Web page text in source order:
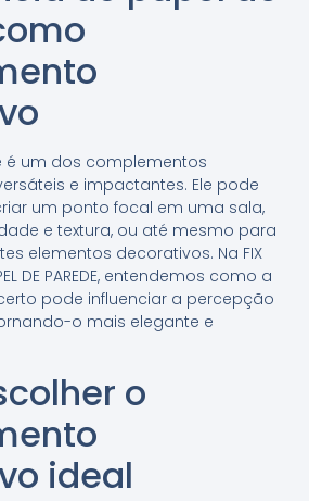
é um dos complementos
e impactantes. Ele pode
um ponto focal em uma sala,
e textura, ou até mesmo para
elementos decorativos. Na FIX
DE PAREDE, entendemos como a
pode influenciar a percepção
o mais elegante e
o
ideal